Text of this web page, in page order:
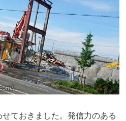
ておきました。発信力のある